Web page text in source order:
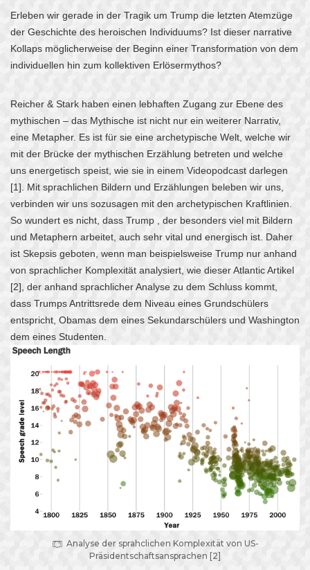
Erleben wir gerade in der Tragik um Trump die letzten Atemzüge
der Geschichte des heroischen Individuums? Ist dieser narrative
Kollaps möglicherweise der Beginn einer Transformation von dem
individuellen hin zum kollektiven Erlösermythos?
Reicher & Stark haben einen lebhaften Zugang zur Ebene des
mythischen – das Mythische ist nicht nur ein weiterer Narrativ,
eine Metapher. Es ist für sie eine archetypische Welt, welche wir
mit der Brücke der mythischen Erzählung betreten und welche
uns energetisch speist, wie sie in einem Videopodcast darlegen
[1]. Mit sprachlichen Bildern und Erzählungen beleben wir uns,
verbinden wir uns sozusagen mit den archetypischen Kraftlinien.
So wundert es nicht, dass Trump , der besonders viel mit Bildern
und Metaphern arbeitet, auch sehr vital und energisch ist. Daher
ist Skepsis geboten, wenn man beispielsweise Trump nur anhand
von sprachlicher Komplexität analysiert, wie dieser Atlantic Artikel
[2], der anhand sprachlicher Analyse zu dem Schluss kommt,
dass Trumps Antrittsrede dem Niveau eines Grundschülers
entspricht, Obamas dem eines Sekundarschülers und Washington
dem eines Studenten.
Analyse der sprahclichen Komplexität von US-
Präsidentschaftsansprachen [2]